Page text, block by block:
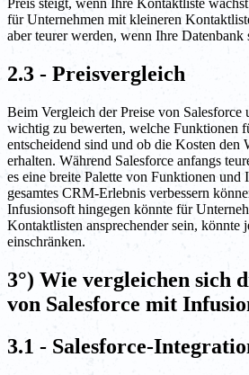
Preis steigt, wenn Ihre Kontaktliste
für Unternehmen mit kleineren
aber teurer werden, wenn Ihre Datenbank
2.3 - Preisvergleich
Beim Vergleich der Preise von Salesforce
wichtig zu bewerten, welche Funktionen
entscheidend sind und ob die Kosten den
erhalten. Während Salesforce anfangs
es eine breite Palette von Funktionen und
gesamtes CRM-Erlebnis verbessern
Infusionsoft hingegen könnte für
Kontaktlisten ansprechender sein, könnte
einschränken.
3°) Wie vergleichen sich
von Salesforce mit
3.1 - Salesforce-